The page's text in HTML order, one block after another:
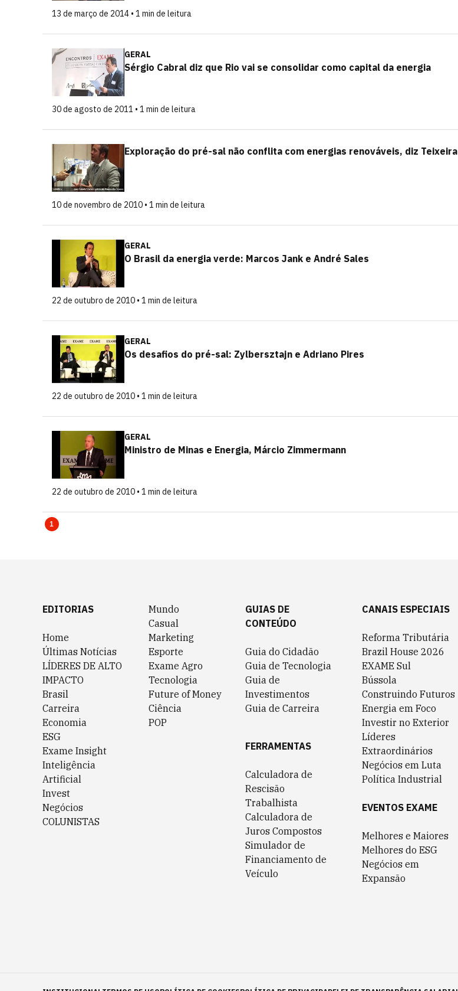
13 de março de 2014 • 1 min de leitura
GERAL
Sérgio Cabral diz que Rio vai se consolidar como capital da energia
30 de agosto de 2011 • 1 min de leitura
Exploração do pré-sal não conflita com energias renováveis, diz Teixeira
10 de novembro de 2010 • 1 min de leitura
GERAL
O Brasil da energia verde: Marcos Jank e André Sales
22 de outubro de 2010 • 1 min de leitura
GERAL
Os desafios do pré-sal: Zylbersztajn e Adriano Pires
22 de outubro de 2010 • 1 min de leitura
GERAL
Ministro de Minas e Energia, Márcio Zimmermann
22 de outubro de 2010 • 1 min de leitura
1
EDITORIAS
Home
Últimas Notícias
LÍDERES DE ALTO
IMPACTO
Brasil
Carreira
Economia
ESG
Exame Insight
Inteligência
Artificial
Invest
Negócios
COLUNISTAS
Mundo
Casual
Marketing
Esporte
Exame Agro
Tecnologia
Future of Money
Ciência
POP
GUIAS DE
CONTEÚDO
Guia do Cidadão
Guia de Tecnologia
Guia de
Investimentos
Guia de Carreira
FERRAMENTAS
Calculadora de
Rescisão
Trabalhista
Calculadora de
Juros Compostos
Simulador de
Financiamento de
Veículo
CANAIS ESPECIAIS
Reforma Tributária
Brazil House 2026
EXAME Sul
Bússola
Construindo Futuros
Energia em Foco
Investir no Exterior
Líderes
Extraordinários
Negócios em Luta
Política Industrial
EVENTOS EXAME
Melhores e Maiores
Melhores do ESG
Negócios em
Expansão